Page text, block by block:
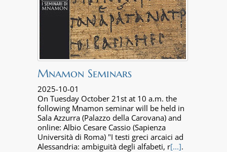
Mnamon Seminars
2025-10-01
On Tuesday October 21st at 10 a.m. the
following Mnamon seminar will be held in
Sala Azzurra (Palazzo della Carovana) and
online: Albio Cesare Cassio (Sapienza
Università di Roma) "I testi greci arcaici ad
Alessandria: ambiguità degli alfabeti, r[...].